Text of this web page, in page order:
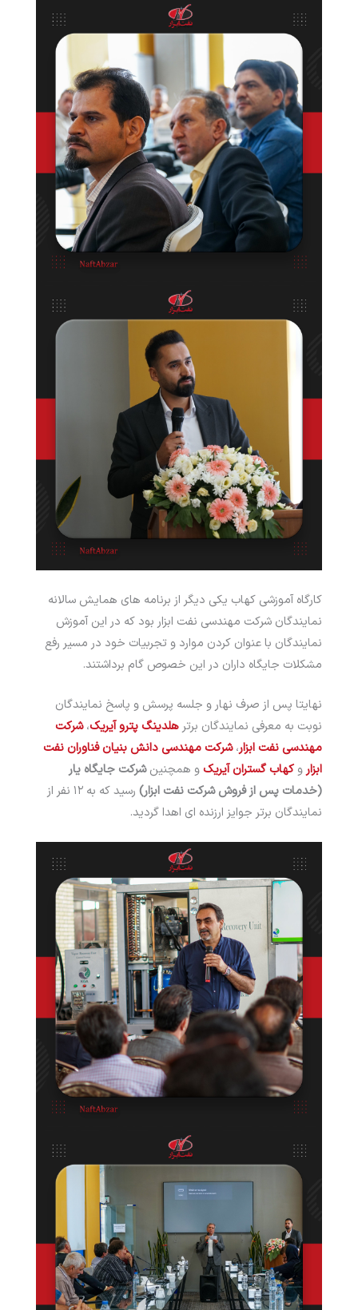
کارگاه آموزشی کهاب یکی دیگر از برنامه های همایش سالانه
نمایندگان شرکت مهندسی نفت ابزار بود که در این آموزش
نمایندگان با عنوان کردن موارد و تجربیات خود در مسیر رفع
مشکلات جایگاه داران در این خصوص گام برداشتند.
نهایتا پس از صرف نهار و جلسه پرسش و پاسخ نمایندگان
نوبت به معرفی نمایندگان برتر هلدینگ پترو آیریک،شرکت
مهندسی نفت ابزار،شرکت مهندسی دانش بنیان فناوران نفت
ابزاروکهاب گستران آیریکو همچنینشرکت جایگاه یار
(خدمات پس از فروش شرکت نفت ابزار)
رسید که به ۱۲ نفر از
نمایندگان برتر جوایز ارزنده ای اهدا گردید.